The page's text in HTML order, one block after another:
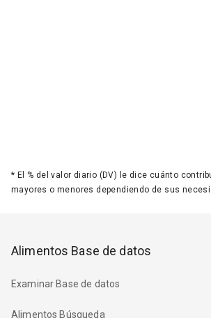
* El % del valor diario (DV) le dice cuánto
mayores o menores dependiendo de sus
Alimentos Base de datos
Examinar Base de datos
Alimentos Búsqueda